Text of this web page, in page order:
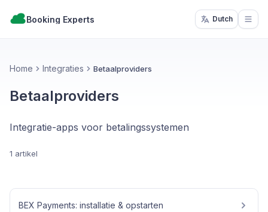
Booking Experts Dutch
Home Integraties Betaalproviders
Betaalproviders
Integratie-apps voor betalingssystemen
1 artikel
BEX Payments: installatie & opstarten